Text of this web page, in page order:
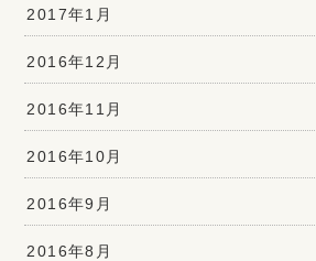
2017年1月
2016年12月
2016年11月
2016年10月
2016年9月
2016年8月